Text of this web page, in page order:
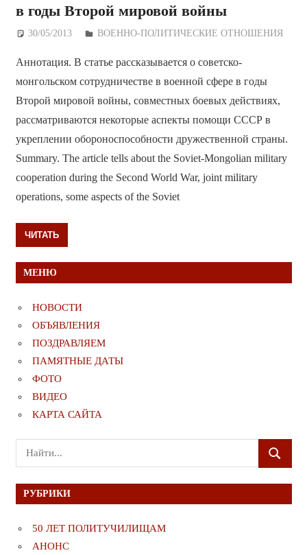
в годы Второй мировой войны
30/05/2013 Дежурный по Редакции
ВОЕННО-ПОЛИТИЧЕСКИE ОТНОШЕНИЯ
Аннотация. В статье рассказывается о советско-
монгольском сотрудничестве в военной сфере в годы
Второй мировой войны, совместных боевых действиях,
рассматриваются некоторые аспекты помощи СССР в
укреплении обороноспособности дружественной страны.
Summary. The article tells about the Soviet-Mongolian military
cooperation during the Second World War, joint military
operations, some aspects of the Soviet
ЧИТАТЬ
МЕНЮ
НОВОСТИ
ОБЪЯВЛЕНИЯ
ПОЗДРАВЛЯЕМ
ПАМЯТНЫЕ ДАТЫ
ФОТО
ВИДЕО
КАРТА САЙТА
Поиск
для:
ПОИСК
РУБРИКИ
50 ЛЕТ ПОЛИТУЧИЛИЩАМ
АНОНС